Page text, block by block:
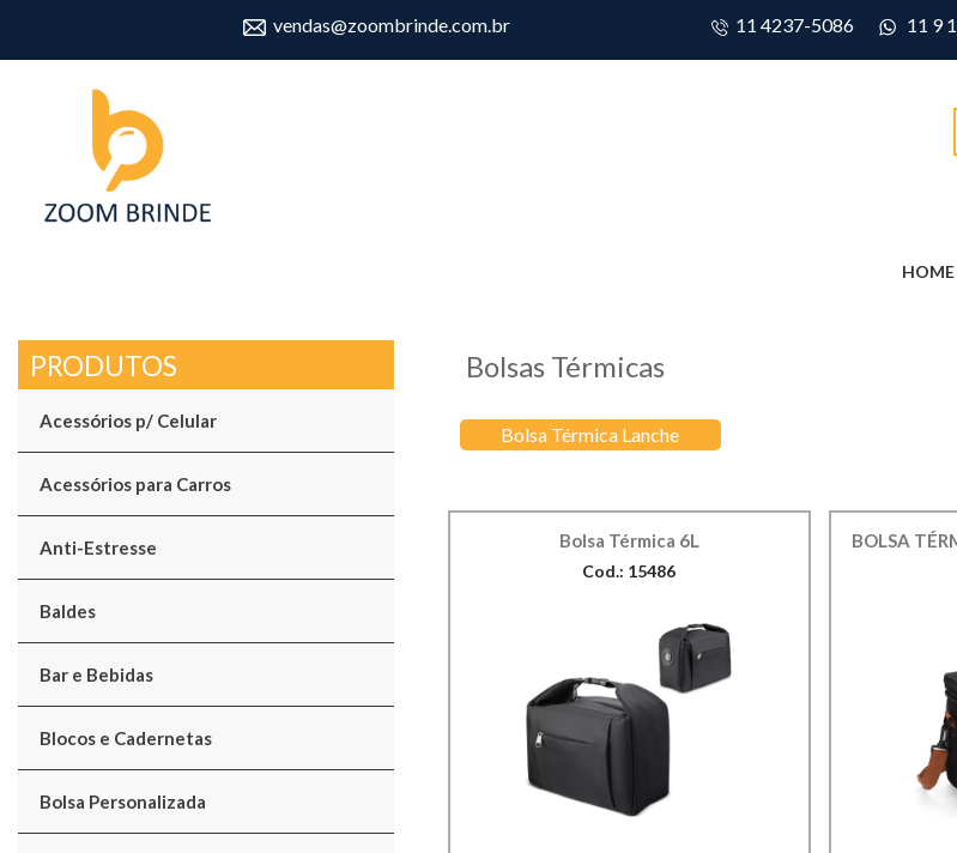
vendas@zoombrinde.com.br 11 4237-5086 11 9
HOME
Acessórios p/ Celular
Acessórios para Carros
Anti-Estresse
Baldes
Bar e Bebidas
Blocos e Cadernetas
Bolsa Personalizada
Bolsas Térmicas
Bolsa Térmica Lanche
Bolsa Térmica 6L
Cod.: 15486
BOLSA